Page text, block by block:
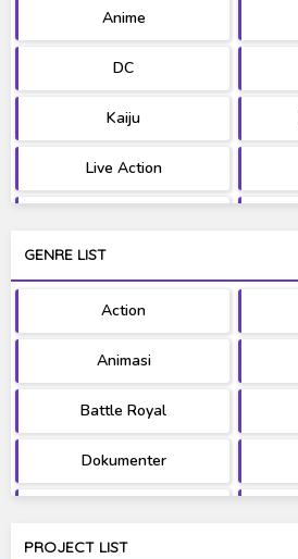
Anime
DC
Kaiju
Live Action
Ultraman
GENRE LIST
Action
Animasi
Battle Royal
Dokumenter
PROJECT LIST